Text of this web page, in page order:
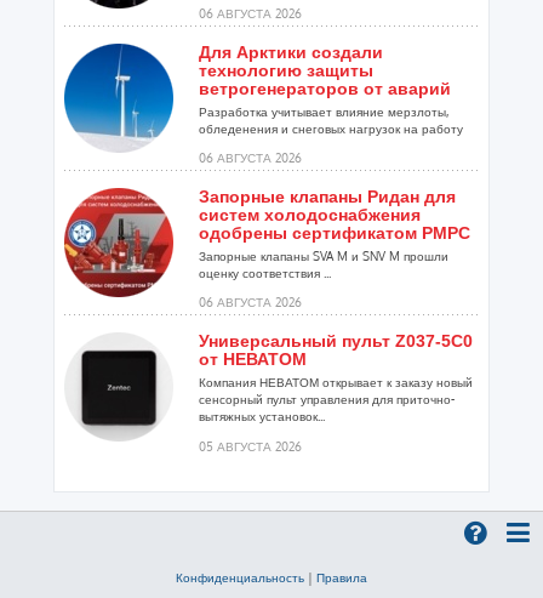
06 АВГУСТА 2026
Для Арктики создали
технологию защиты
ветрогенераторов от аварий
Разработка учитывает влияние мерзлоты,
обледенения и снеговых нагрузок на работу
06 АВГУСТА 2026
Запорные клапаны Ридан для
систем холодоснабжения
одобрены сертификатом РМРС
Запорные клапаны SVA M и SNV M прошли
оценку соответствия ...
06 АВГУСТА 2026
Универсальный пульт Z037-5C0
от НЕВАТОМ
Компания НЕВАТОМ открывает к заказу новый
сенсорный пульт управления для приточно-
вытяжных установок...
05 АВГУСТА 2026
расширения ...
Конфиденциальность | Правила